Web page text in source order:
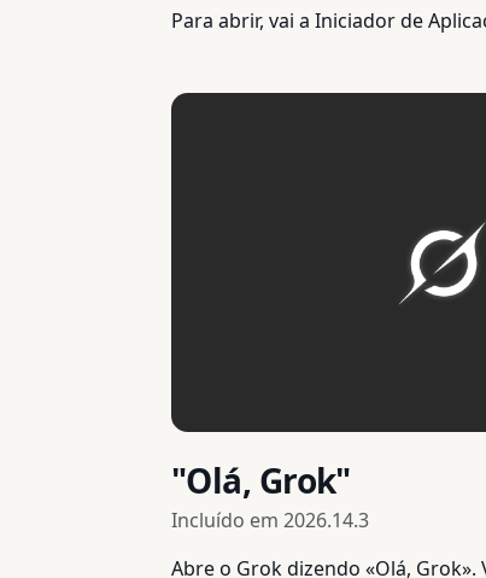
Para abrir, vai a Iniciador de
"Olá, Grok"
Incluído em 2026.14.3
Abre o Grok dizendo «Olá,